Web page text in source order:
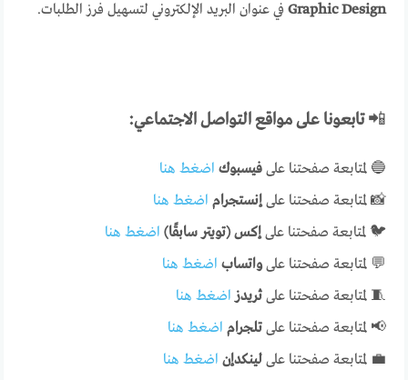
Graphic Design في عنوان البريد الإلكتروني لتسهيل فرز الطلبات.
📲تابعونا على مواقع التواصل الاجتماعي:
🔵 لمتابعة صفحتنا علىفيسبوك اضغط هنا
📸 لمتابعة صفحتنا علىإنستجرام اضغط هنا
🐦 لمتابعة صفحتنا علىإكس (تويتر سابقًا) اضغط هنا
💬 لمتابعة صفحتنا علىواتساب اضغط هنا
🧵 لمتابعة صفحتنا علىثريدز اضغط هنا
📢 لمتابعة صفحتنا علىتلجرام اضغط هنا
💼 لمتابعة صفحتنا علىلينكدإن اضغط هنا